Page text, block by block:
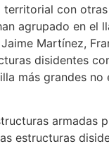
con
agrupado en
Martínez,
disidentes
más grandes
estructuras